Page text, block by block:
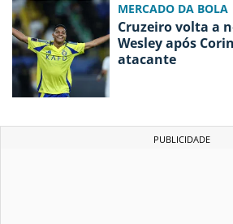
MERCADO DA BOLA
Cruzeiro volta a
Wesley após
atacante